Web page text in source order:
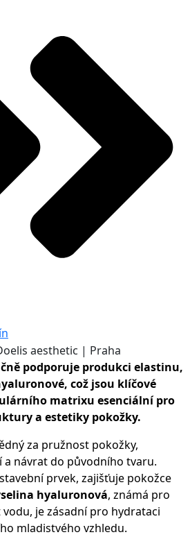
podporuje produkci elastinu,
což jsou klíčové
matrixu esenciální pro
a estetiky pokožky.
za pružnost pokožky,
návrat do původního tvaru.
prvek, zajišťuje pokožce
hyaluronová, známá pro
je zásadní pro hydrataci
mladistvého vzhledu.